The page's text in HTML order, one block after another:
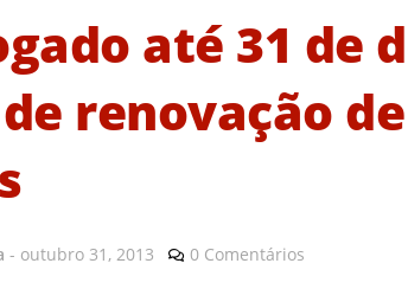
até 31 de
renovação
- outubro 31, 2013 0 Comentários